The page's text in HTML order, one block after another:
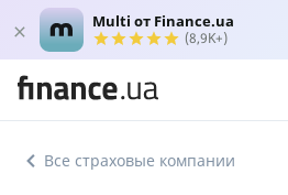
Multi от Finance.ua
(8,9K+)
Все страховые компании